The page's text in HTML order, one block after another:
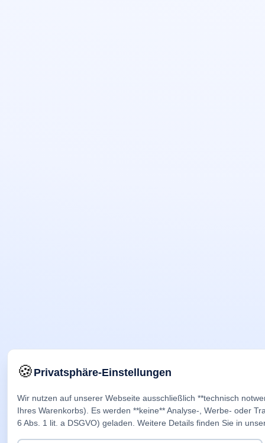
🍪Privatsphäre-Einstellungen
Wir nutzen auf unserer Webseite ausschließlich **technisch
Ihres Warenkorbs). Es werden **keine** Analyse-, Werbe- oder
6 Abs. 1 lit. a DSGVO) geladen. Weitere Details finden Sie in